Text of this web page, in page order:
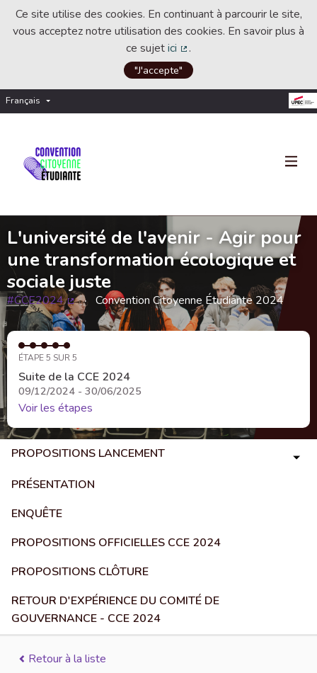
Ce site utilise des cookies. En continuant à parcourir le site,
vous acceptez notre utilisation des cookies. En savoir plus à
ce sujetici
(Lien externe)
.
"J'accepte"
Français Choisir la langue
L'université de l'avenir - Agir pour
une transformation écologique et
sociale juste
#CCE2024
(Lien externe)
Convention Citoyenne Étudiante 2024
ÉTAPE 5 SUR 5
Suite de la CCE 2024
09/12/2024 - 30/06/2025
Voir les étapes
PROPOSITIONS LANCEMENT
PRÉSENTATION
ENQUÊTE
PROPOSITIONS OFFICIELLES CCE 2024
PROPOSITIONS CLÔTURE
RETOUR D'EXPÉRIENCE DU COMITÉ DE
GOUVERNANCE - CCE 2024
Retour à la liste